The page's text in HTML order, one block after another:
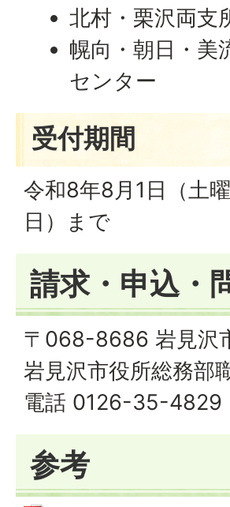
北村・栗沢両支
幌向・朝日・美
センター
受付期間
令和8年8月1日（土
日）まで
請求・申込・
〒068-8686 岩見沢
岩見沢市役所総務部
電話 0126-35-4829
参考